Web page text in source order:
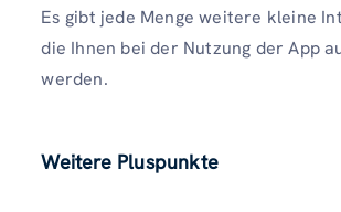
Es gibt jede Menge weitere kleine
die Ihnen bei der Nutzung der App
werden.
Weitere Pluspunkte